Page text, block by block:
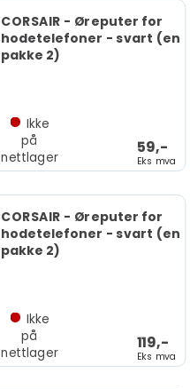
CORSAIR - Øreputer for
hodetelefoner - svart (en
pakke 2)
59,-
Eks mva
Ikke
på
nettlager
CORSAIR - Øreputer for
hodetelefoner - svart (en
pakke 2)
119,-
Eks mva
Ikke
på
nettlager